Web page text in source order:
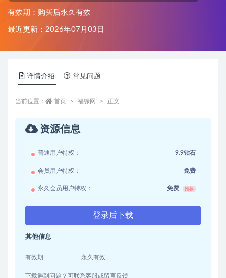
有效期：购买后永久有效
最近更新：2026年07月03日
详情介绍 常见问题
当前位置： 首页 福缘网 正文
资源信息
普通用户特权： 9.9钻石
会员用户特权： 免费
永久会员用户特权： 免费 推荐
登录后下载
其他信息
有效期 永久有效
下载遇到问题？可联系客服或留言反馈